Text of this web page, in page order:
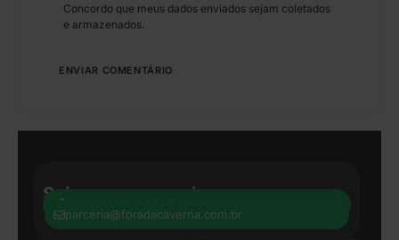
Concordo que meus dados enviados sejam coletados
e armazenados.
Seja nosso parceiro:
parceria@foradacaverna.com.br